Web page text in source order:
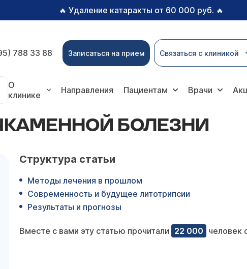
🔥 Удаление катаракты от 60 000 руб. 🔥
788 33 88 Записаться на прием Связаться с клиникой
О
клинике
Направления Пациентам Врачи
БОЛЕЗНИ
Структура статьи
Методы лечения в прошлом
Современность и будущее литотрипсии
Результаты и прогнозы
Вместе с вами эту статью прочитали 22 000 человек